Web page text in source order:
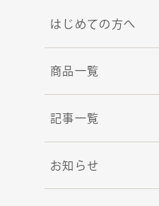
はじめての方へ
商品一覧
記事一覧
お知らせ